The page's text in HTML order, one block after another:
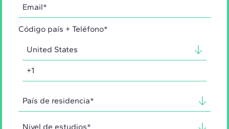
Código país + Teléfono*